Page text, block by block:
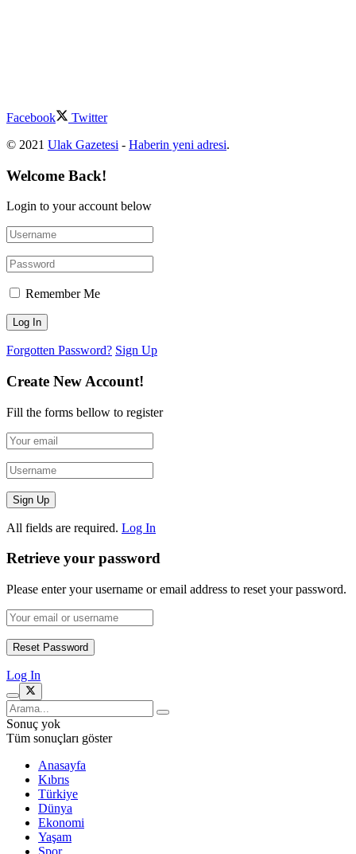
Facebook
Twitter
© 2021 Ulak Gazetesi - Haberin yeni adresi.
Welcome Back!
Login to your account below
Remember Me
Forgotten Password? Sign Up
Create New Account!
Fill the forms bellow to register
All fields are required. Log In
Retrieve your password
Please enter your username or email address to reset your password.
Log In
Sonuç yok
Tüm sonuçları göster
Anasayfa
Kıbrıs
Türkiye
Dünya
Ekonomi
Yaşam